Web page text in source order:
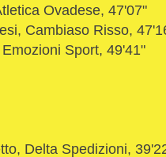
Ovadese, 47'07"
Cambiaso Risso,
Sport, 49'41"
Delta Spedizioni,